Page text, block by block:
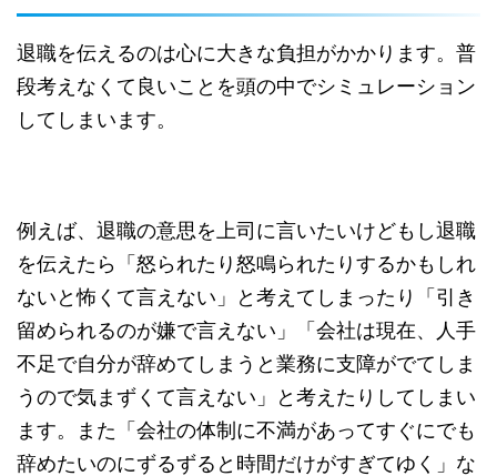
退職を伝えるのは心に大きな負担がかかります。普
段考えなくて良いことを頭の中でシミュレーション
してしまいます。
例えば、退職の意思を上司に言いたいけどもし退職
を伝えたら「怒られたり怒鳴られたりするかもしれ
ないと怖くて言えない」と考えてしまったり「引き
留められるのが嫌で言えない」「会社は現在、人手
不足で自分が辞めてしまうと業務に支障がでてしま
うので気まずくて言えない」と考えたりしてしまい
ます。また「会社の体制に不満があってすぐにでも
辞めたいのにずるずると時間だけがすぎてゆく」な